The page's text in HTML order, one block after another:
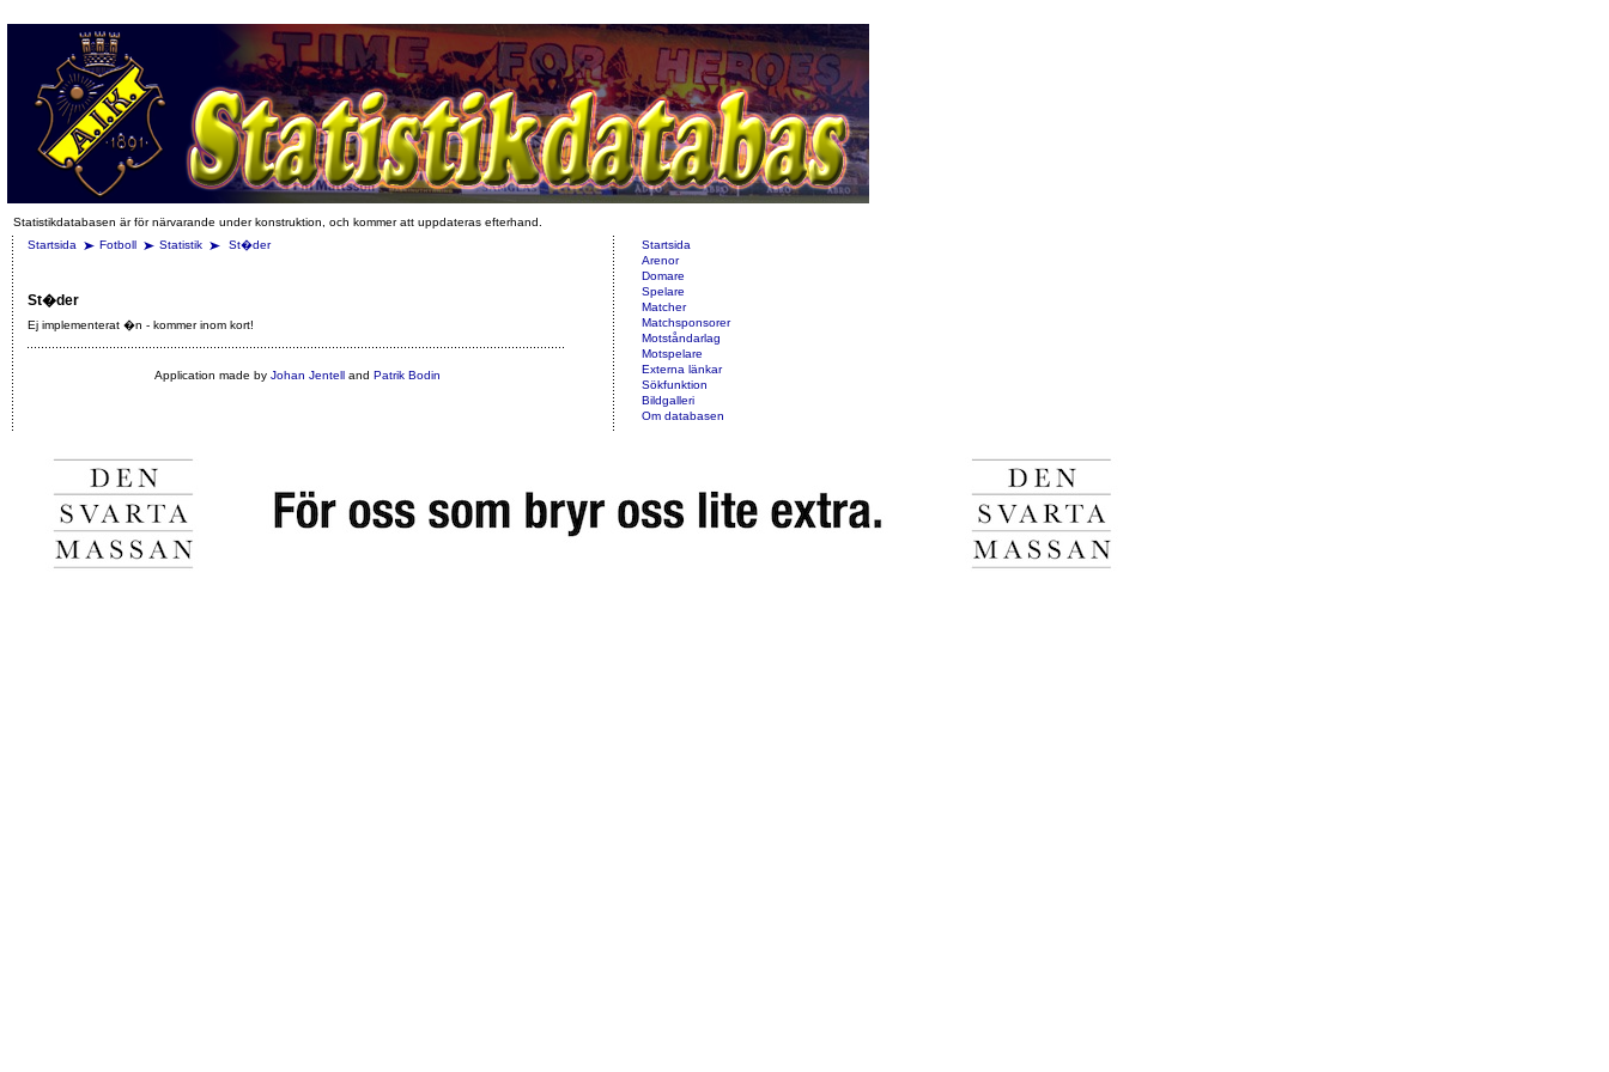
Statistikdatabasen är för närvarande under konstruktion, och kommer att uppdateras efterhand.
Startsida
Fotboll Statistik St�der
St�der
Ej implementerat �n - kommer inom kort!
Application made by Johan Jentelland Patrik Bodin
Startsida
Arenor
Domare
Spelare
Matcher
Matchsponsorer
Motståndarlag
Motspelare
Externa länkar
Sökfunktion
Bildgalleri
Om databasen